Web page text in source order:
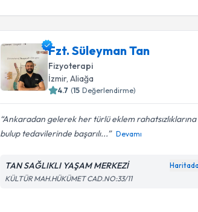
Fzt. Süleyman Tan
Fizyoterapi
İzmir, Aliağa
4.7 (15 Değerlendirme)
Ankaradan gelerek her türlü eklem
bulup tedavilerinde başarılı...
Devamı
TAN SAĞLIKLI YAŞAM MERKEZİ
KÜLTÜR MAH.HÜKÜMET CAD.NO:33/11